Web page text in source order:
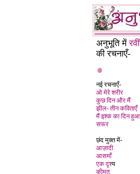
अनुभूति में
की रचनाएँ-
नई रचनाएँ-
ओ मेरे शरीर
कुछ दिन और मैं
झील- तीन कविताएँ
मैं इश्क का दिन हुआ
सफर
छंद मुक्त में-
आज़ादी
आसमाँ
एक दृश्य
कीमत